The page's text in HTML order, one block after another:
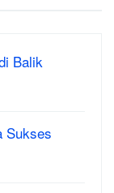
Balik
Sukses